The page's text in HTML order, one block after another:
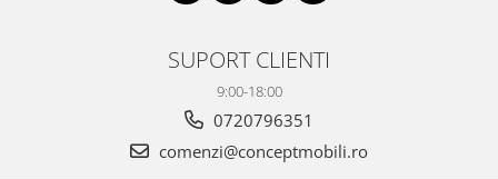
SUPORT CLIENTI
9:00-18:00
0720796351
comenzi@conceptmobili.ro